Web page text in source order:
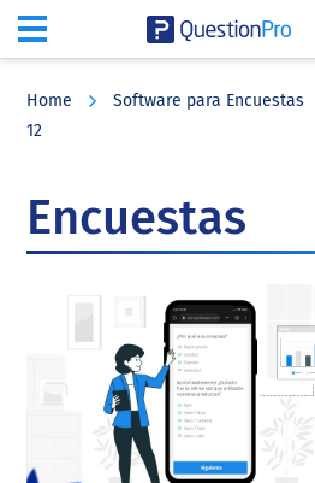
main
primary
footer
Home Software para Encuestas
12
Encuestas